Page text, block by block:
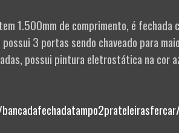
1.500mm de comprimento, é
3 portas sendo chaveado para
possui pintura eletrostática na cor